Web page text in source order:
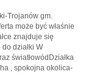
Trojanów gm.
może być właśnie
znajduje się
działki W
światłowódDziałka
, spokojna okolica-